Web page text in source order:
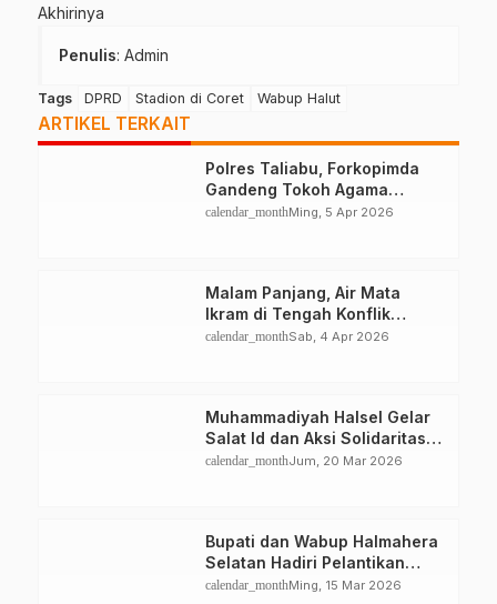
Akhirinya
Penulis: Admin
Tags DPRD Stadion di Coret Wabup Halut
ARTIKEL TERKAIT
Polres Taliabu, Forkopimda
Gandeng Tokoh Agama
Deklarasikan Damai
calendar_monthMing, 5 Apr 2026
Malam Panjang, Air Mata
Ikram di Tengah Konflik
Halteng
calendar_monthSab, 4 Apr 2026
Muhammadiyah Halsel Gelar
Salat Id dan Aksi Solidaritas
Palestina
calendar_monthJum, 20 Mar 2026
Bupati dan Wabup Halmahera
Selatan Hadiri Pelantikan
Mabiran Pramuka se-Kwarcab
calendar_monthMing, 15 Mar 2026